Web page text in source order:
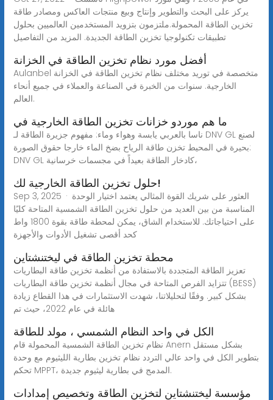
يركز على البحث والتطوير وإنتاج وبيع منتجات العاكس ومصادر طاقة
تخزين الطاقة المحمولة.ملتزمون بتزويد المستخدمين العالميين بحلول
تطبيقات تكنولوجيا تخزين الطاقة الجديدة. المزيد من التفاصيل
أفضل مورد نظام تخزين الطاقة في الخزانة
Aulanbel متخصصة في توريد مختلف نظام تخزين الطاقة في الخزانة
الخارجية. سنوات من الخبرة في الصناعة والعملاء في جميع أنحاء
العالم.
ما هم موردو خزانات تخزين الطاقة الخارجية في
ناسا بالعربي يابسة وهواء وماء: مفهوم جزيرة الطاقة لـ DNV GL لصنع
بحيرة في المحيط تخزن طاقة الرياح بضخ الماء خارجا حقوق الصورة:
DNV GL كادخار ﺍﻟﻄﺎﻗﺔ ﺑﻌﻴﺪﺍً ﻓﻲ ﻣﺠﺴﻤﺎﺕ ﺧﺮﺳﺎﻧﻴﺔ،
حلول تخزين الطاقة الخارجية لك!
Sep 3, 2025 · العثور على شريك القوة المثالي يعتمد اختيار الوحدة
المناسبة من بين العديد من حلول تخزين الطاقة الشمسية المتاحة كليًا
على احتياجاتك. للاستخدام الشاق، يمكن لمحطة طاقة بقوة 1800 واط
كحد أقصى تشغيل الأدوات والأجهزة
محطة تخزين الطاقة في ليختنشتاين
تعزيز الطاقة المتجددة بالاستفادة من أنظمة تخزين طاقة البطاريات
تتزايد الفرص المتاحة في مجال أنظمة تخزين طاقة البطاريات (BESS)
بشكل كبير. وفقًا لتحليلاتنا، شهدت الاستثمارات في هذا القطاع زيادة
هائلة في عام 2022، حيث تم
الكل في واحد النظام الشمسي ، مولد للطاقة
نظام تخزين الطاقة الشمسية المحمولة قام Anern بشكل مستقل
بتطوير الكل في واحد عالي التردد نظام تخزين بطارية الليثيوم مع وحدة
تحكم MPPT، المدمج في بطارية ليثيوم جديدة.
مؤسسة ليختنشتاين لتخزين الطاقة وتخصيص إمدادات